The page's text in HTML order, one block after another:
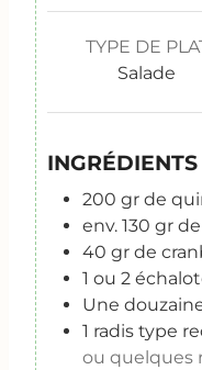
TYPE DE
Salade
INGRÉDIENTS
200 gr de
env. 130 gr
40 gr de
1 ou 2
Une
1 radis type
ou quelques